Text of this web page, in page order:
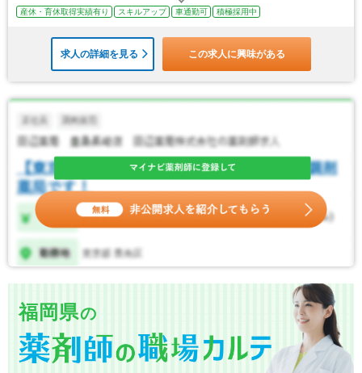
産休・育休取得実績有り スキルアップ 車通勤可 積極採用中
求人の詳細を見る この求人に興味がある
福岡県の